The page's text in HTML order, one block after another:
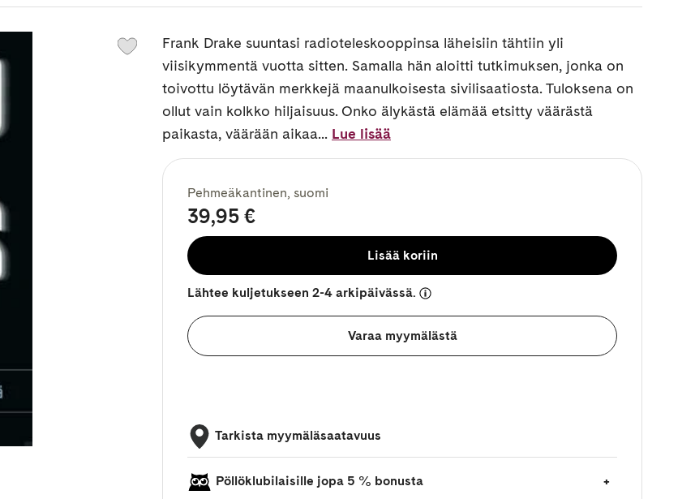
Frank Drake suuntasi radioteleskooppinsa läheisiin tähtiin yli
viisikymmentä vuotta sitten. Samalla hän aloitti tutkimuksen, jonka on
toivottu löytävän merkkejä maanulkoisesta sivilisaatiosta. Tuloksena on
ollut vain kolkko hiljaisuus. Onko älykästä elämää etsitty väärästä
paikasta, väärään aikaa... Lue lisää
Pehmeäkantinen, suomi
39,95 €
Lisää koriin
Lähtee kuljetukseen 2-4 arkipäivässä.
Varaa myymälästä
Tarkista myymäläsaatavuus
Pöllöklubilaisille jopa 5 % bonusta